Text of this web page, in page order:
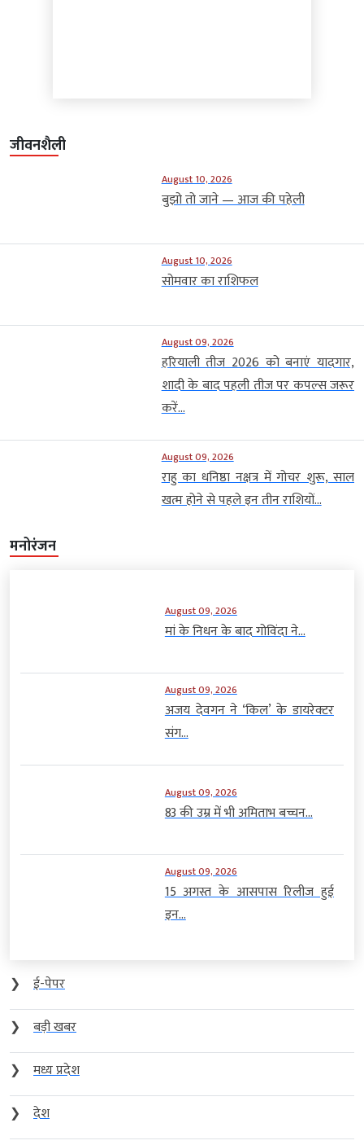
जीवनशैली
August 10, 2026
बुझो तो जाने — आज की पहेली
August 10, 2026
सोमवार का राशिफल
August 09, 2026
हरियाली तीज 2026 को बनाएं यादगार,
शादी के बाद पहली तीज पर कपल्स जरूर
करें...
August 09, 2026
राहु का धनिष्ठा नक्षत्र में गोचर शुरू, साल
खत्म होने से पहले इन तीन राशियों...
मनोरंजन
August 09, 2026
मां के निधन के बाद गोविंदा ने...
August 09, 2026
अजय देवगन ने ‘किल’ के डायरेक्टर
संग...
August 09, 2026
83 की उम्र में भी अमिताभ बच्चन...
August 09, 2026
15 अगस्त के आसपास रिलीज हुई
इन...
❯
ई-पेपर
❯
बड़ी खबर
❯
मध्य प्रदेश
❯
देश